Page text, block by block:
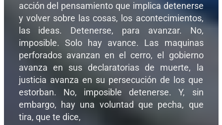
acción del pensamiento que implica detenerse
y volver sobre las cosas, los acontecimientos,
las ideas. Detenerse, para avanzar. No,
imposible. Solo hay avance. Las maquinas
perforados avanzan en el cerro, el gobierno
avanza en sus declaratorias de muerte, la
justicia avanza en su persecución de los que
estorban. No, imposible detenerse. Y, sin
embargo, hay una voluntad que pecha, que
tira, que te dice,